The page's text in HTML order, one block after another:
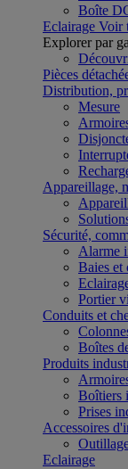
Boîte
Eclairage Voir
Explorer par
Pièces
Distribution,
Mesure
Appareillage,
Sécurité,
Alarme
Baies
Portier
Conduits et
Boîtes
Produits
Boîtiers
Prises
Accessoires
Eclairage